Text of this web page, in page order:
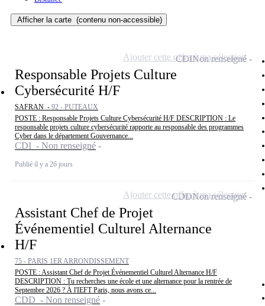
Afficher la carte (contenu non-accessible)
Responsable Projets Culture
Cybersécurité H/F
SAFRAN - 92 - PUTEAUX
POSTE : Responsable Projets Culture Cybersécurité H/F DESCRIPTION : Le
responsable projets culture cybersécurité rapporte au responsable des programmes
Cyber dans le département Gouvernance...
CDI - Non renseigné
Publié il y a 26 jours
CDINon renseigné
Ajouter cette offre à ma sélection
Assistant Chef de Projet
Événementiel Culturel Alternance
H/F
75 - PARIS 1ER ARRONDISSEMENT
POSTE : Assistant Chef de Projet Événementiel Culturel Alternance H/F
DESCRIPTION : Tu recherches une école et une alternance pour la rentrée de
Septembre 2026 ? À l'IEFT Paris, nous avons ce...
CDD - Non renseigné
CDDNon renseigné
Ajouter cette offre à ma sélection